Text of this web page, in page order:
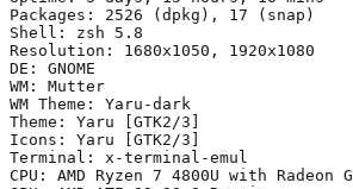
Packages: 2526 (dpkg ) , 17 ( snap )
Theme: Yaru
[GTK2/3 ]
Icons: Yaru
[GTK2/3 ]
CPU: AMD Ryzen 7 4800U with Radeon